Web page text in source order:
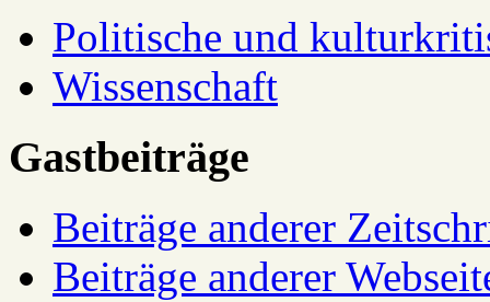
Politische und
Wissenschaft
Gastbeiträge
Beiträge anderer
Beiträge anderer